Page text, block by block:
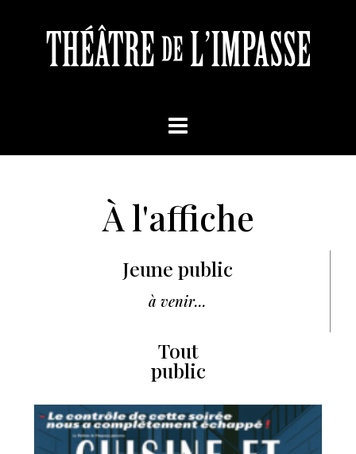
À l'affiche
Jeune public
à venir...
Tout
public